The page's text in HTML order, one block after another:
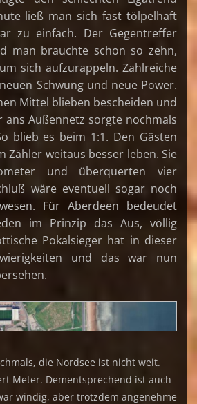
ließ man sich fast tölpelhaft
zu einfach. Der Gegentreffer
man brauchte schon so zehn,
sich aufzurappeln. Zahlreiche
Schwung und neue Power.
Mittel blieben bescheiden und
ans Außennetz sorgte nochmals
blieb es beim 1:1. Den Gästen
Zähler weitaus besser leben. Sie
und überquerten vier
wäre eventuell sogar noch
Für Aberdeen bedeudet
im Prinzip das Aus, völlig
Pokalsieger hat in dieser
und das war nun
die Nordsee ist nicht weit.
Meter. Dementsprechend ist auch
windig, aber trotzdem angenehme